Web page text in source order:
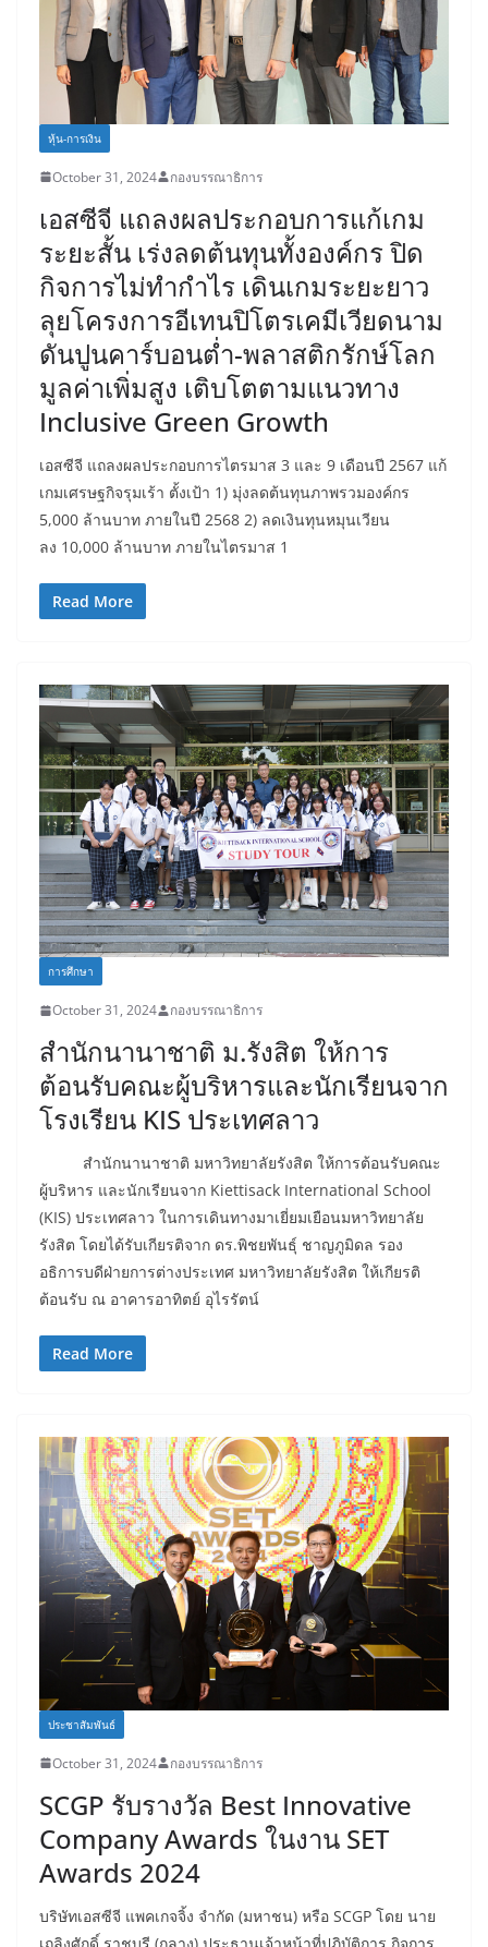
หุ้น-การเงิน
October 31, 2024 กองบรรณาธิการ
เอสซีจี แถลงผลประกอบการแก้เกม
ระยะสั้น เร่งลดต้นทุนทั้งองค์กร ปิด
กิจการไม่ทำกำไร เดินเกมระยะยาว
ลุยโครงการอีเทนปิโตรเคมีเวียดนาม
ดันปูนคาร์บอนต่ำ-พลาสติกรักษ์โลก
มูลค่าเพิ่มสูง เติบโตตามแนวทาง
Inclusive Green Growth
เอสซีจี แถลงผลประกอบการไตรมาส 3 และ 9 เดือนปี 2567 แก้
เกมเศรษฐกิจรุมเร้า ตั้งเป้า 1) มุ่งลดต้นทุนภาพรวมองค์กร
5,000 ล้านบาท ภายในปี 2568 2) ลดเงินทุนหมุนเวียน
ลง 10,000 ล้านบาท ภายในไตรมาส 1
Read More
การศึกษา
October 31, 2024 กองบรรณาธิการ
สำนักนานาชาติ ม.รังสิต ให้การ
ต้อนรับคณะผู้บริหารและนักเรียนจาก
โรงเรียน KIS ประเทศลาว
สำนักนานาชาติ มหาวิทยาลัยรังสิต ให้การต้อนรับคณะ
ผู้บริหาร และนักเรียนจาก Kiettisack International School
(KIS) ประเทศลาว ในการเดินทางมาเยี่ยมเยือนมหาวิทยาลัย
รังสิต โดยได้รับเกียรติจาก ดร.พิชยพันธุ์ ชาญภูมิดล รอง
อธิการบดีฝ่ายการต่างประเทศ มหาวิทยาลัยรังสิต ให้เกียรติ
ต้อนรับ ณ อาคารอาทิตย์ อุไรรัตน์
Read More
ประชาสัมพันธ์
October 31, 2024 กองบรรณาธิการ
SCGP รับรางวัล Best Innovative
Company Awards ในงาน SET
Awards 2024
บริษัทเอสซีจี แพคเกจจิ้ง จำกัด (มหาชน) หรือ SCGP โดย นาย